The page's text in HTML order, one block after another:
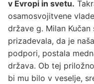
v Evropi in svetu.
osamosvojitvene
države g. Milan
prizadevala, da je
podpori, postala
država. Ob tej
bi mu bilo v veselje,